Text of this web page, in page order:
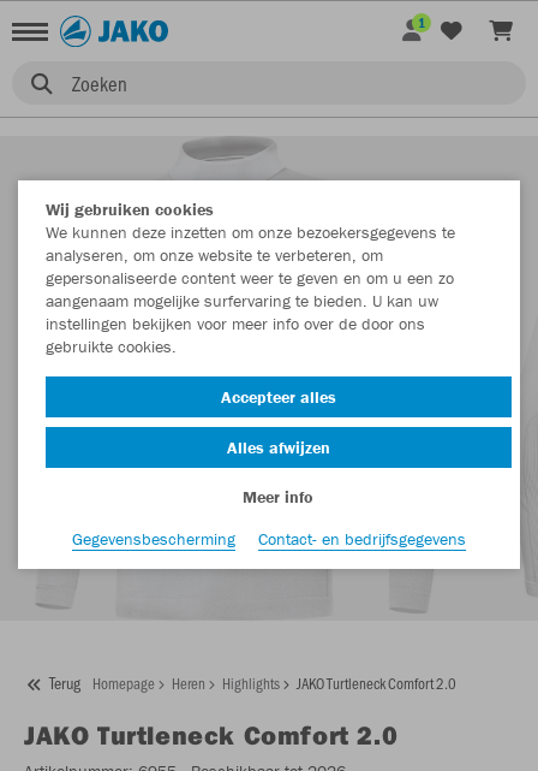
Zoeken
1
Terug Homepage Heren Highlights JAKO Turtleneck Comfort 2.0
JAKO Turtleneck Comfort 2.0
Wij gebruiken cookies
We kunnen deze inzetten om onze bezoekersgegevens te
analyseren, om onze website te verbeteren, om
gepersonaliseerde content weer te geven en om u een zo
aangenaam mogelijke surfervaring te bieden. U kan uw
instellingen bekijken voor meer info over de door ons
gebruikte cookies.
Accepteer alles
Alles afwijzen
Meer info
Gegevensbescherming
Contact- en bedrijfsgegevens